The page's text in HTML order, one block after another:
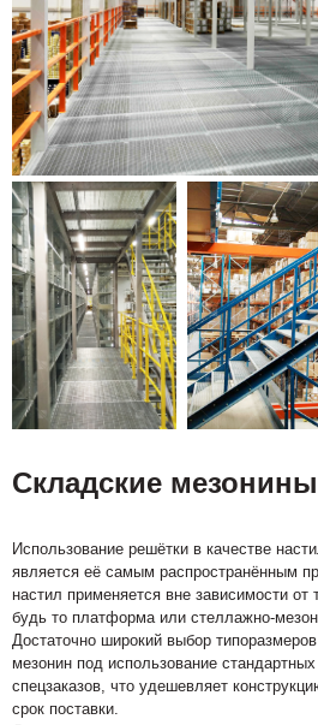
Складские мезонины
Использование решётки в качестве
является её самым распространённым
настил применяется вне зависимости
будь то платформа или стеллажно-
Достаточно широкий выбор
мезонин под использование
спецзаказов, что удешевляет
срок поставки.